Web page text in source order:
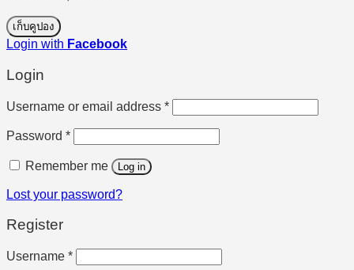
เก็บคูปอง
Login with Facebook
Login
Username or email address *Required
Password *Required
Remember me Log in
Lost your password?
Register
Username *Required